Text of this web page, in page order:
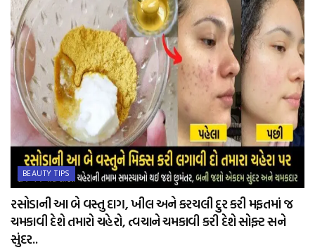
BEAUTY TIPS
રસોડાની આ બે વસ્તુ દાગ, ખીલ અને કરચલી દુર કરી મફતમાં જ
ચમકાવી દેશે તમારો ચહેરો, ત્વચાને ચમકાવી કરી દેશે સોફ્ટ સને
સુંદર..